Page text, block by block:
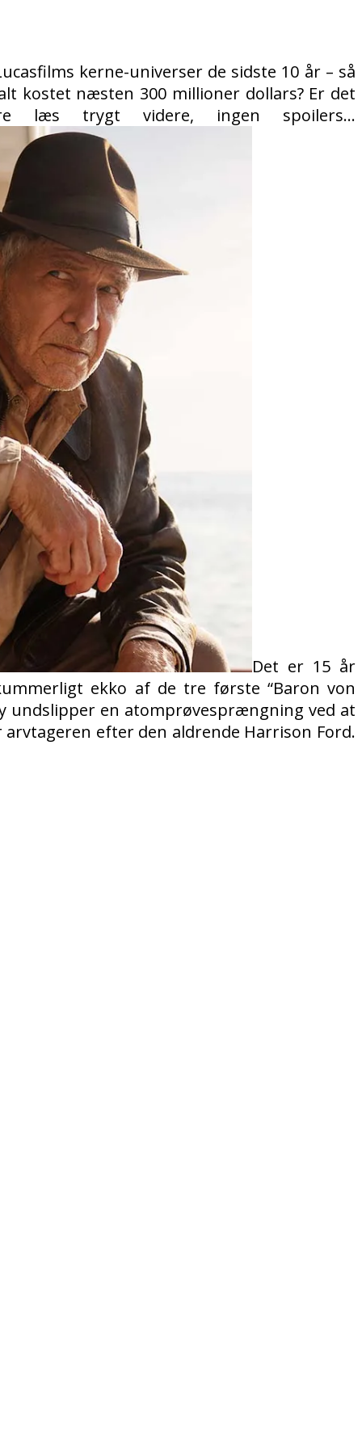
kerne-universer de sidste 10 år – så
kostet næsten 300 millioner dollars? Er det
læs trygt videre, ingen spoilers…
Det er 15 år
ekko af de tre første “Baron von
undslipper en atomprøvesprængning ved at
efter den aldrende Harrison Ford.